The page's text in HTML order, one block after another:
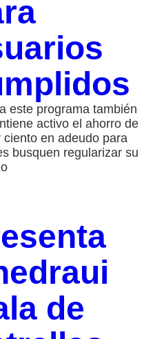
este programa también
activo el ahorro de
ciento en adeudo para
busquen regularizar su
de